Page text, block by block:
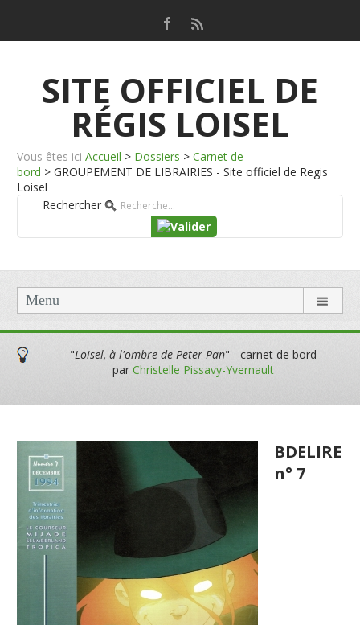
SITE OFFICIEL DE
RÉGIS LOISEL
Vous êtes ici Accueil > Dossiers > Carnet de
bord > GROUPEMENT DE LIBRAIRIES - Site officiel de Regis
Loisel
Rechercher
Menu
"Loisel, à l'ombre de Peter Pan" - carnet de bord
par Christelle Pissavy-Yvernault
BDELIRE
n° 7